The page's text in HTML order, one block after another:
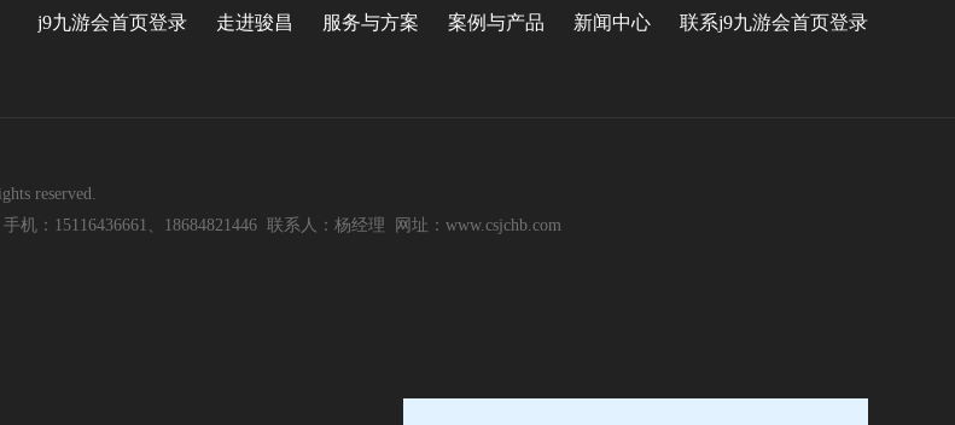
j9九游会首页登录 走进骏昌 服务与方案 案例与产品 新闻中心 联系j9九游会首页登录
reserved.
：15116436661、18684821446 联系人：杨经理 网址：www.csjchb.com